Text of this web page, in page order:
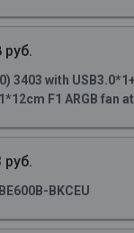
руб.
3403 with
F1 ARGB fan
руб.
BKCEU